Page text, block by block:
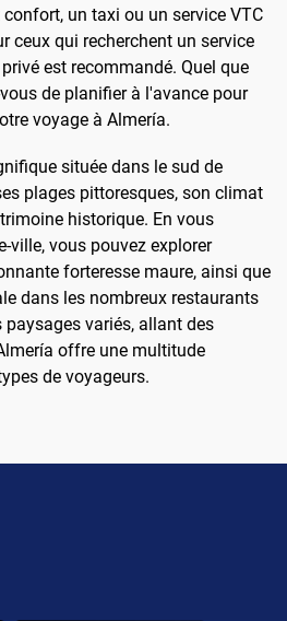
un taxi ou un service VTC
ceux qui recherchent un service
est recommandé. Quel que
de planifier à l'avance pour
voyage à Almería.
située dans le sud de
plages pittoresques, son climat
historique. En vous
ville, vous pouvez explorer
forteresse maure, ainsi que
dans les nombreux restaurants
variés, allant des
offre une multitude
de voyageurs.